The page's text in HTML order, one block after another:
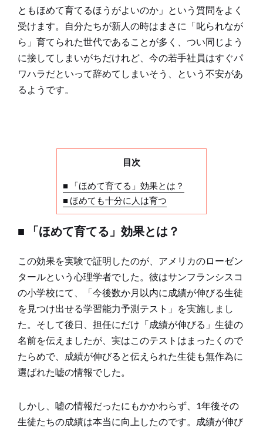
ともほめて育てるほうがよいのか」という質問をよく
受けます。自分たちが新人の時はまさに「叱られなが
ら」育てられた世代であることが多く、つい同じよう
に接してしまいがちだけれど、今の若手社員はすぐパ
ワハラだといって辞めてしまいそう、という不安があ
るようです。
目次
■ 「ほめて育てる」効果とは？
■ ほめても十分に人は育つ
■ 「ほめて育てる」効果とは？
この効果を実験で証明したのが、アメリカのローゼン
タールという心理学者でした。彼はサンフランシスコ
の小学校にて、「今後数か月以内に成績が伸びる生徒
を見つけ出せる学習能力予測テスト」を実施しまし
た。そして後日、担任にだけ「成績が伸びる」生徒の
名前を伝えましたが、実はこのテストはまったくので
たらめで、成績が伸びると伝えられた生徒も無作為に
選ばれた嘘の情報でした。
しかし、嘘の情報だったにもかかわらず、1年後その
生徒たちの成績は本当に向上したのです。成績が伸び